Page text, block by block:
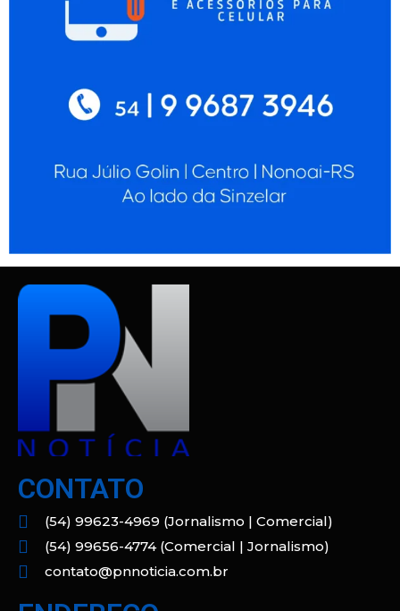
CONTATO
(54) 99623-4969 (Jornalismo | Comercial)
(54) 99656-4774 (Comercial | Jornalismo)
contato@pnnoticia.com.br